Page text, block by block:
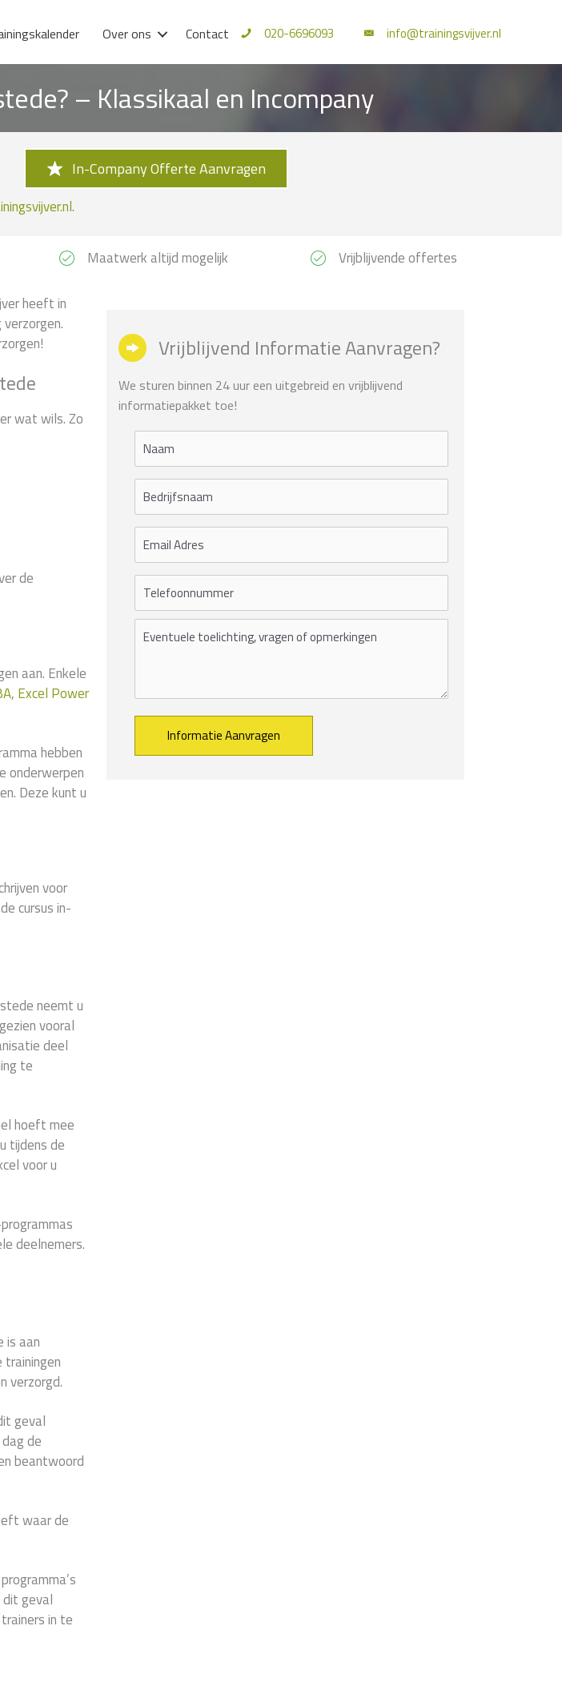
Over ons Contact 020-6696093 info@trainingsvijver.nl
– Klassikaal en Incompany
In-Company Offerte Aanvragen
.
Maatwerk altijd mogelijk Vrijblijvende offertes
heeft in
wat wils. Zo
de
aan. Enkele
, Excel Power
hebben
onderwerpen
Deze kunt u
voor
cursus in-
neemt u
vooral
deel
te
hoeft mee
tijdens de
voor u
deelnemers.
is aan
trainingen
verzorgd.
geval
de
beantwoord
waar de
geval
in te
Vrijblijvend Informatie Aanvragen?
We sturen binnen 24 uur een uitgebreid en vrijblijvend
informatiepakket toe!